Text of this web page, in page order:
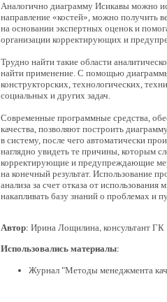
Аналогично диаграмму Исикавы можно
направление «костей», можно получить
на основании экспертных оценок и
организации корректирующих и
Трудно найти такие области
найти применение. С помощью
конструкторских, технологических,
социальных и других задач.
Современные программные средства,
качества, позволяют построить
в систему, после чего автоматически
наглядно увидеть те причины, которым
корректирующие и предупреждающие
на конечный результат. Использование
анализа за счет отказа от
накапливать базу знаний о проблемах и
Автор: Ирина Лощилина, консультант
Использовались материалы:
Журнал "Методы менеджмента